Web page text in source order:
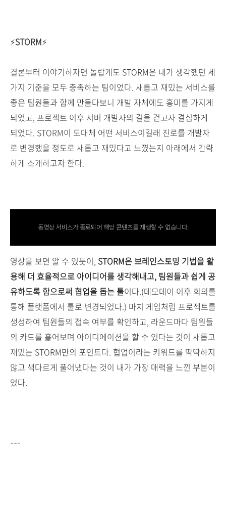
⚡STORM⚡
결론부터 이야기하자면 놀랍게도 STORM은 내가 생각했던 세
가지 기준을 모두 충족하는 팀이었다. 새롭고 재밌는 서비스를
좋은 팀원들과 함께 만들다보니 개발 자체에도 흥미를 가지게
되었고, 프로젝트 이후 서버 개발자의 길을 걷고자 결심하게
되었다. STORM이 도대체 어떤 서비스이길래 진로를 개발자
로 변경했을 정도로 새롭고 재밌다고 느꼈는지 아래에서 간략
하게 소개하고자 한다.
동영상 서비스가 종료되어 해당 콘텐츠를 재생할 수 없습니다.
영상을 보면 알 수 있듯이, STORM은 브레인스토밍 기법을 활
용해 더 효율적으로 아이디어를 생각해내고, 팀원들과 쉽게 공
유하도록 함으로써 협업을 돕는 툴이다.(데모데이 이후 회의를
통해 플랫폼에서 툴로 변경되었다.) 마치 게임처럼 프로젝트를
생성하여 팀원들의 접속 여부를 확인하고, 라운드마다 팀원들
의 카드를 훑어보며 아이디에이션을 할 수 있다는 것이 새롭고
재밌는 STORM만의 포인트다. 협업이라는 키워드를 딱딱하지
않고 색다르게 풀어냈다는 것이 내가 가장 매력을 느낀 부분이
었다.
---